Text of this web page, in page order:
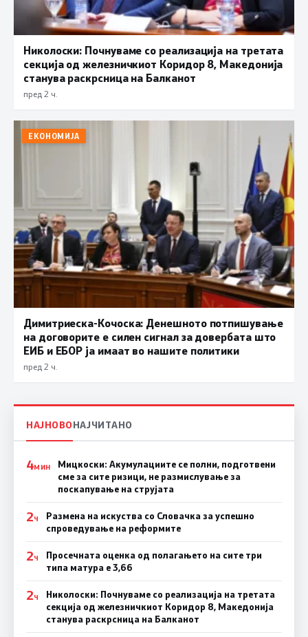
Николоски: Почнуваме со реализација на третата
секција од железничкиот Коридор 8, Македонија
станува раскрсница на Балканот
пред 2 ч.
ЕКОНОМИЈА
Димитриеска-Кочоска: Денешното потпишување
на договорите е силен сигнал за довербата што
ЕИБ и ЕБОР ја имаат во нашите политики
пред 2 ч.
НАЈНОВОНАЈЧИТАНО
4МИН
Мицкоски: Акумулациите се полни, подготвени
сме за сите ризици, не размислување за
поскапување на струјата
2Ч
Размена на искуства со Словачка за успешно
спроведување на реформите
2Ч
Просечната оценка од полагањето на сите три
типа матура е 3,66
2Ч
Николоски: Почнуваме со реализација на третата
секција од железничкиот Коридор 8, Македонија
станува раскрсница на Балканот